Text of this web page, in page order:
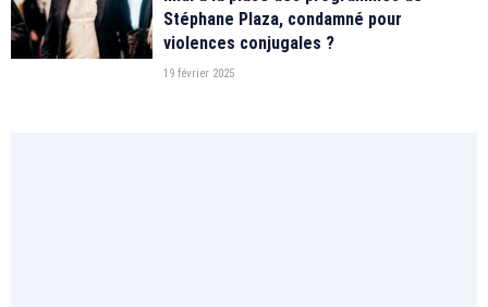
Stéphane Plaza, condamné pour
violences conjugales ?
19 février 2025